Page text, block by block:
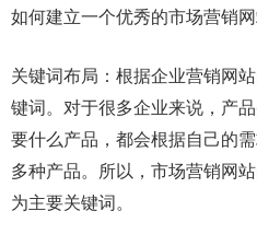
如何建立一个优秀的市场营销网
关键词布局：根据企业营销网
键词。对于很多企业来说，产
要什么产品，都会根据自己的
多种产品。所以，市场营销网
为主要关键词。